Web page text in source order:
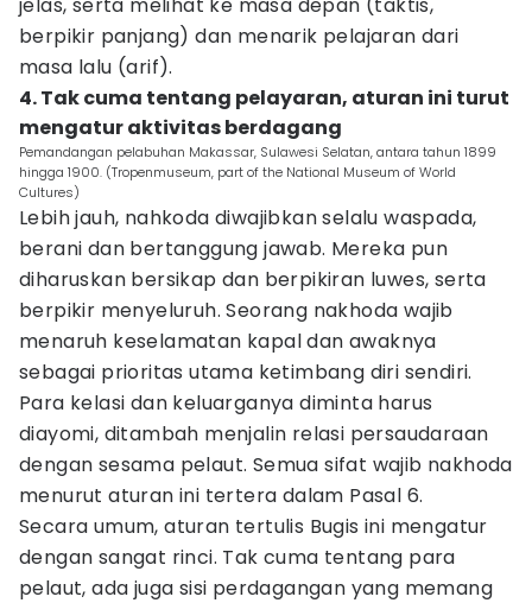
berpikir panjang) dan menarik pelajaran dari
masa lalu (arif).
4. Tak cuma tentang pelayaran, aturan ini turut
mengatur aktivitas berdagang
Pemandangan pelabuhan Makassar, Sulawesi Selatan, antara tahun 1899
hingga 1900. (Tropenmuseum, part of the National Museum of World
Cultures)
Lebih jauh, nahkoda diwajibkan selalu waspada,
berani dan bertanggung jawab. Mereka pun
diharuskan bersikap dan berpikiran luwes, serta
berpikir menyeluruh. Seorang nakhoda wajib
menaruh keselamatan kapal dan awaknya
sebagai prioritas utama ketimbang diri sendiri.
Para kelasi dan keluarganya diminta harus
diayomi, ditambah menjalin relasi persaudaraan
dengan sesama pelaut. Semua sifat wajib nakhoda
menurut aturan ini tertera dalam Pasal 6.
Secara umum, aturan tertulis Bugis ini mengatur
dengan sangat rinci. Tak cuma tentang para
pelaut, ada juga sisi perdagangan yang memang